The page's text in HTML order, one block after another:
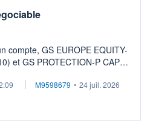
compte, GS EUROPE EQUITY-
et GS PROTECTION-P CAP
me signale ...
M9598679 • 24 juil. 2026